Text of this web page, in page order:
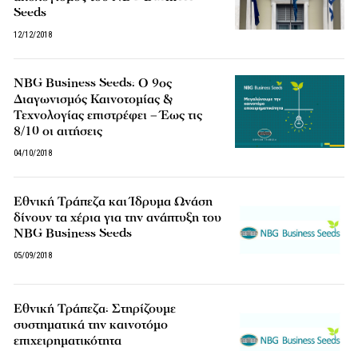
Seeds
12/12/2018
NBG Business Seeds: Ο 9ος
Διαγωνισμός Καινοτομίας &
Τεχνολογίας επιστρέφει – Έως τις
8/10 οι αιτήσεις
04/10/2018
Εθνική Τράπεζα και Ίδρυμα Ωνάση
δίνουν τα χέρια για την ανάπτυξη του
NBG Business Seeds
05/09/2018
Εθνική Τράπεζα: Στηρίζουμε
συστηματικά την καινοτόμο
επιχειρηματικότητα